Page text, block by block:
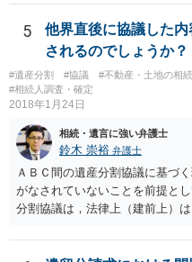
「廃除」は遺言でも可能です（
情を話して相談して、「廃除」
とをお勧めします。
5
他界直後に協議した
されるのでしょうか？
#遺産分割 #協議 #不動産・土地の相続
#相続人調査・確定
2018年1月24日
相続・遺言に強い弁護士
鈴木 崇裕 弁護士
ＡＢＣ間の遺産分割協議に基づ
がなされていないことを前提と
分割協議は，法律上（建前上）
ん。 また，不動産の名義を移転